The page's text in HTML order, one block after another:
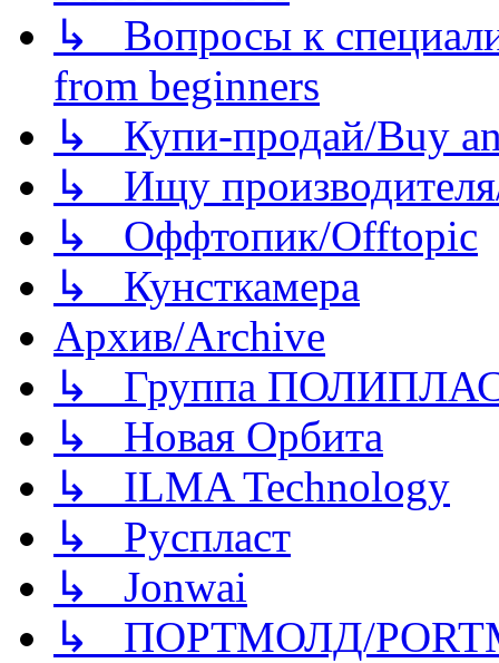
↳ Вопросы к
from beginners
↳ Купи-продай/Buy
↳ Ищу
↳ Оффтопик/Offtopic
↳ Кунсткамера
Архив/Archive
↳ Группа
↳ Новая Орбита
↳ ILMA Technology
↳ Руспласт
↳ Jonwai
↳ ПОРТМОЛД/